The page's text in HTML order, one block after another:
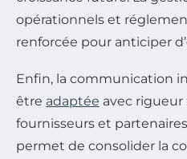
opérationnels et
renforcée pour anticiper
Enfin, la communication
être adaptée avec rigueur
fournisseurs et
permet de consolider la